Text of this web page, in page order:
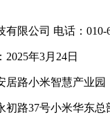
限公司 电话：010-
2025年3月24日
居路小米智慧产业园
初路37号小米华东总